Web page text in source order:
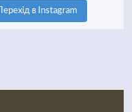
Перехід в Instagram